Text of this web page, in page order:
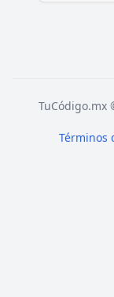
TuCódigo.mx
Términos